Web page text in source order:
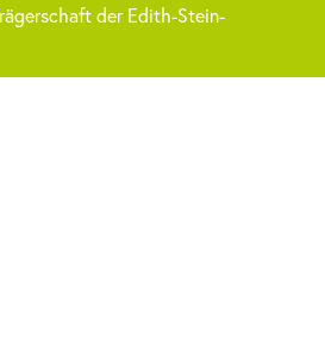
der Edith-Stein-